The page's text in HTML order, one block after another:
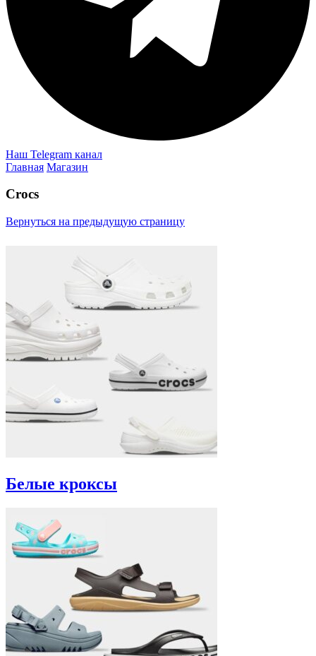
Наш Telegram канал
Главная Магазин
Crocs
Вернуться на предыдущую страницу
Белые кроксы